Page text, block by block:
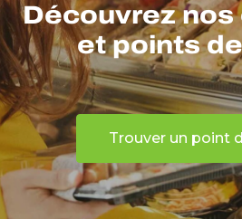
Découvrez
et points
Trouver un point